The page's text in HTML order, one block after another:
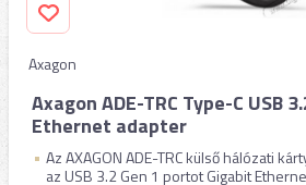
Axagon
Axagon ADE-TRC Type-C USB
Ethernet adapter
Az AXAGON ADE-TRC külső hálózati
az USB 3.2 Gen 1 portot Gigabit